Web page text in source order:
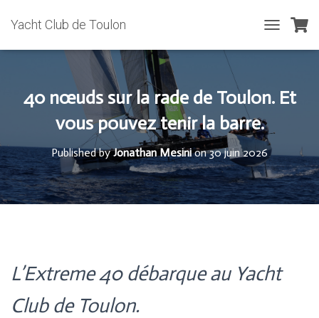
Yacht Club de Toulon
O
E
A
I
G
A
T
40 nœuds sur la rade de Toulon. Et
vous pouvez tenir la barre.
Published byJonathan Mesinion30 juin 2026
L’Extreme 40 débarque au Yacht
Club de Toulon.